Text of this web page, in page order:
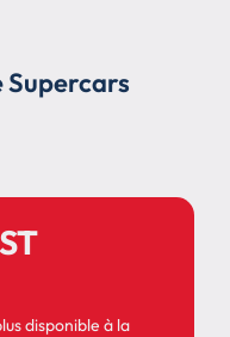
Supercars
disponible à la